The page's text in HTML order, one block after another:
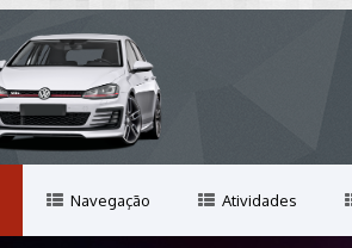
Navegação Atividades